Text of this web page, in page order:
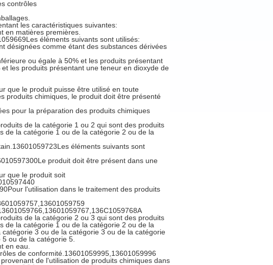
contrôles
les caractéristiques suivantes:
en matières premières.
éléments suivants sont utilisés:
désignées comme étant des substances dérivées
ou égale à 50% et les produits présentant
les produits présentant une teneur en dioxyde de
que le produit puisse être utilisé en toute
produits chimiques, le produit doit être présenté
pour la préparation des produits chimiques
de la catégorie 1 ou 2 qui sont des produits
de la catégorie 1 ou de la catégorie 2 ou de la
éléments suivants sont
produit doit être présent dans une
que le produit soit
l'utilisation dans le traitement des produits
de la catégorie 2 ou 3 qui sont des produits
de la catégorie 1 ou de la catégorie 2 ou de la
3 ou de la catégorie 3 ou de la catégorie
ou de la catégorie 5.
en eau.
de conformité.13601059995,13601059996
de l'utilisation de produits chimiques dans